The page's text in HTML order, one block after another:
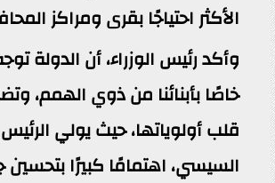
الأكثر احتياجًا بقرى ومراكز
وأكد رئيس الوزراء، أن الدولة
خاصًا بأبنائنا من ذوي الهمم،
قلب أولوياتها، حيث يولي الرئيس
السيسي، اهتمامًا كبيرًا